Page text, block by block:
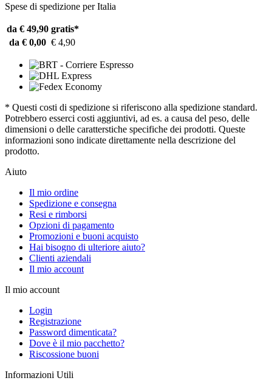
Spese di spedizione per Italia
da € 49,90 gratis*
da € 0,00 € 4,90
* Questi costi di spedizione si riferiscono alla spedizione standard.
Potrebbero esserci costi aggiuntivi, ad es. a causa del peso, delle
dimensioni o delle caratterstiche specifiche dei prodotti. Queste
informazioni sono indicate direttamente nella descrizione del
prodotto.
Aiuto
Il mio ordine
Spedizione e consegna
Resi e rimborsi
Opzioni di pagamento
Promozioni e buoni acquisto
Hai bisogno di ulteriore aiuto?
Clienti aziendali
Il mio account
Il mio account
Login
Registrazione
Password dimenticata?
Dove è il mio pacchetto?
Riscossione buoni
Informazioni Utili